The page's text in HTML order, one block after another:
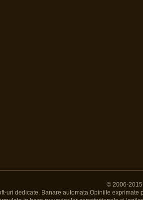
© 2006-2015
uri dedicate. Banare automata.Opiniile